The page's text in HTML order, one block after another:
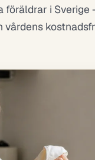
i Sverige